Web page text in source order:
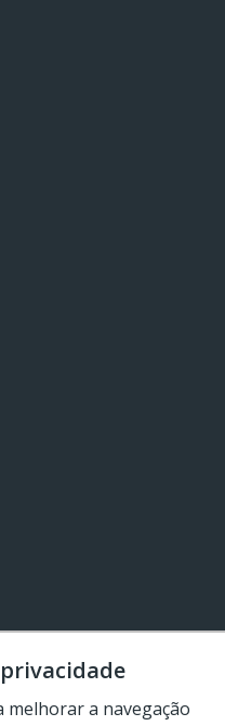
melhorar a navegação